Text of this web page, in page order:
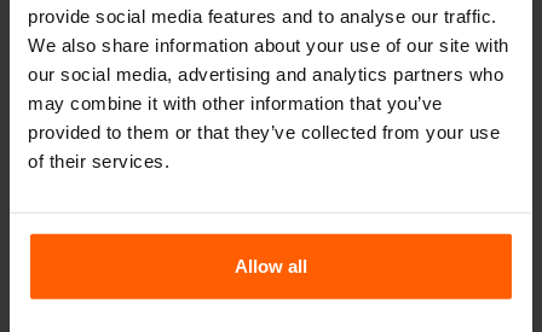
provide social media features and to analyse our traffic.
We also share information about your use of our site with
our social media, advertising and analytics partners who
may combine it with other information that you’ve
provided to them or that they’ve collected from your use
of their services.
Allow all
und strukturelle Festigkeit Hand in Hand gehen sollen.
Top
Diese Form erzeugt einen Block mit dachähnlicher
Oberseite, der verhindert, dass sich Schmutz auf Wänden
ansammelt, und der Konstruktion zugleich ein ordentliches
Stairs
Eine praktische Lösung, um stabile Betonstufen präzise
und schnell zu produzieren.